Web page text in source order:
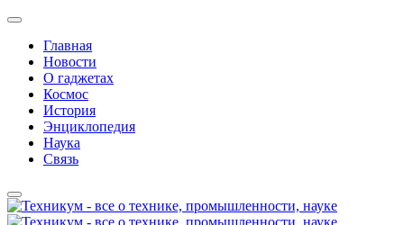
Главная
Новости
О гаджетах
Космос
История
Энциклопедия
Наука
Связь